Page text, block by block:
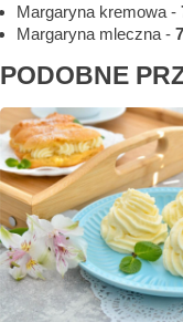
Margaryna kremowa -
Margaryna mleczna -
PODOBNE